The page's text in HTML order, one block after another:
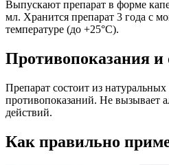
Выпускают препарат в форме
мл. Хранится препарат 3 года с
температуре (до +25°С).
Противопоказания и
Препарат состоит из
противопоказаний. Не вызывает
действий.
Как правильно